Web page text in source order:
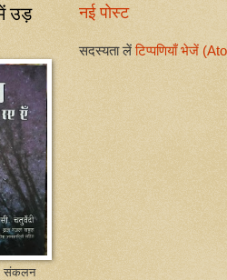
नई पोस्ट
सदस्यता लेंटिप्पणियाँ भेजें
उड़
संकलन